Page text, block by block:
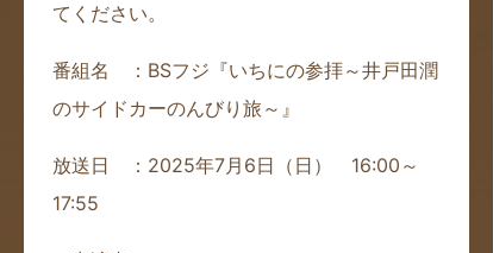
てください。
番組名 ：BSフジ『いちにの参拝～井戸田潤
のサイドカーのんびり旅～』
放送日 ：2025年7月6日（日） 16:00～
17:55